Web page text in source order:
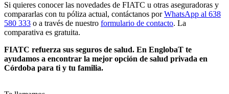
Si quieres conocer las novedades de FIATC u otras aseguradoras y
compararlas con tu póliza actual, contáctanos porWhatsApp al 638
580 333 o a través de nuestro formulario de contacto. La
comparativa es gratuita.
FIATC refuerza sus seguros de salud. En EnglobaT te
ayudamos a encontrar la mejor opción de salud privada en
Córdoba para ti y tu familia.